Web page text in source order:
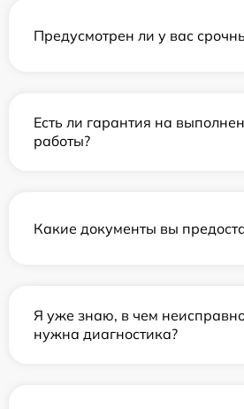
Предусмотрен ли у вас
Есть ли гарантия на
работы?
Какие документы вы
Я уже знаю, в чем
нужна диагностика?